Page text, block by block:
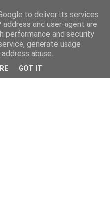
to deliver its services
and user-agent are
performance and security
generate usage
abuse.
GOT IT